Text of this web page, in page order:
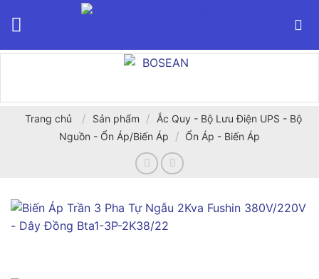
Trang chủ / Sản phẩm /
Ắc Quy - Bộ Lưu Điện UPS - Bộ
Nguồn - Ổn Áp/Biến Áp
/ Ổn Áp - Biến Áp